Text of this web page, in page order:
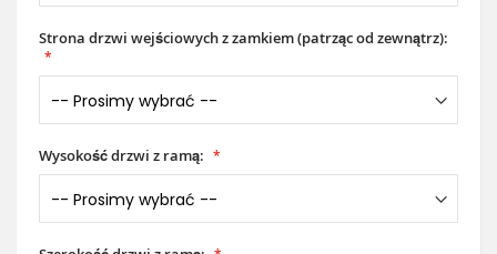
Strona drzwi wejściowych z zamkiem (patrząc od zewnątrz):
Wysokość drzwi z ramą: